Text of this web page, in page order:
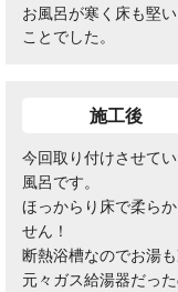
お風呂が寒く床も堅
ことでした。
施工後
今回取り付けさせて
風呂です。
ほっからり床で柔ら
せん！
断熱浴槽なのでお湯も
元々ガス給湯器だっ